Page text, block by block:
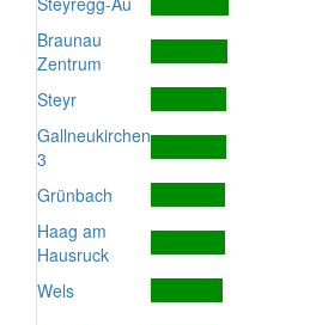
Braunau
Zentrum
Steyr
Gallneukirchen
3
Grünbach
Haag am
Hausruck
Wels